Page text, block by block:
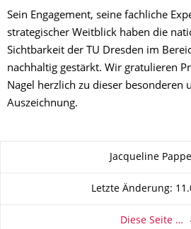
Sein Engagement, seine fachliche
strategischer Weitblick haben die
Sichtbarkeit der TU Dresden im
nachhaltig gestärkt. Wir gratulieren
Nagel herzlich zu dieser besonderen
Auszeichnung.
Zu dieser SeiteJacqueline
Letzte Änderung:
Diese Seite …